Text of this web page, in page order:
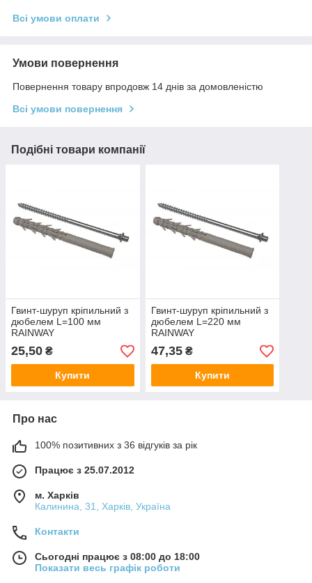
Всі умови оплати
Умови повернення
Повернення товару впродовж 14 днів за домовленістю
Всі умови повернення
Подібні товари компанії
Гвинт-шуруп кріпильний з
дюбелем L=100 мм
RAINWAY
25,50 ₴
Купити
Гвинт-шуруп кріпильний з
дюбелем L=220 мм
RAINWAY
47,35₴
Купити
Про нас
100% позитивних з 36 відгуків за рік
Працює з 25.07.2012
м. Харків
Калинина, 31, Харків, Україна
Контакти
Сьогодні працює з 08:00 до 18:00
Показати весь графік роботи